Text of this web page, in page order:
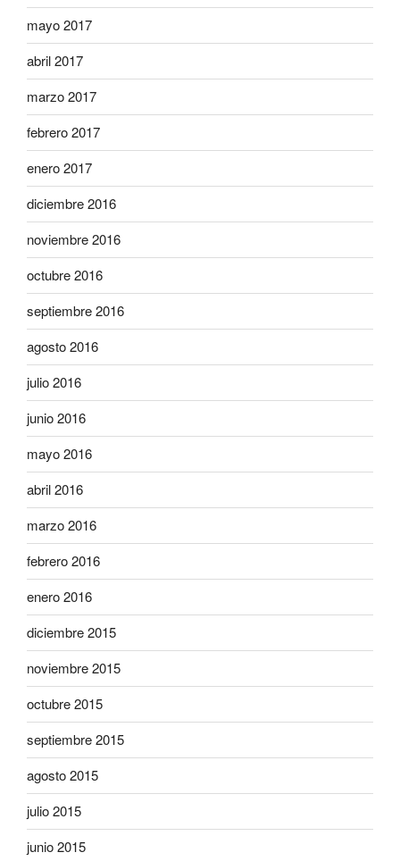
mayo 2017
abril 2017
marzo 2017
febrero 2017
enero 2017
diciembre 2016
noviembre 2016
octubre 2016
septiembre 2016
agosto 2016
julio 2016
junio 2016
mayo 2016
abril 2016
marzo 2016
febrero 2016
enero 2016
diciembre 2015
noviembre 2015
octubre 2015
septiembre 2015
agosto 2015
julio 2015
junio 2015